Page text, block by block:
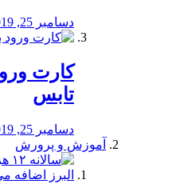
دسامبر 25, 2019
کارت
تابس
دسامبر 25, 2019
آموزش و پرورش